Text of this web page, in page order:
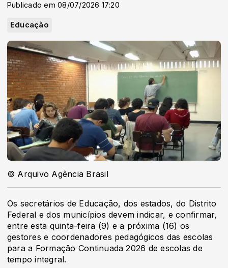
Publicado em 08/07/2026 17:20
Educação
© Arquivo Agência Brasil
Os secretários de Educação, dos estados, do Distrito
Federal e dos municípios devem indicar, e confirmar,
entre esta quinta-feira (9) e a próxima (16) os
gestores e coordenadores pedagógicos das escolas
para a Formação Continuada 2026 de escolas de
tempo integral.